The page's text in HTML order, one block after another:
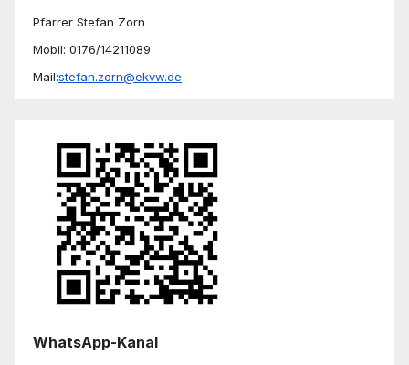
Pfarrer Stefan Zorn
Mobil: 0176/14211089
Mail:stefan.zorn@ekvw.de
WhatsApp-Kanal